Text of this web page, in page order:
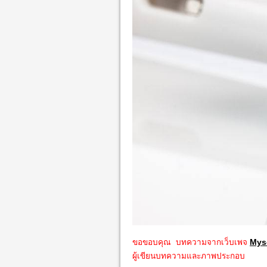
ขอขอบคุณ บทความจากเว็บเพจ
ผู้เขียนบทความและภาพประกอบ